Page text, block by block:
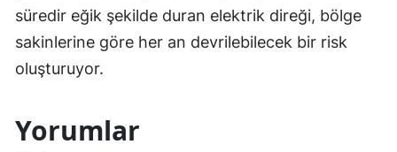
süredir eğik şekilde duran elektrik direği, bölge
sakinlerine göre her an devrilebilecek bir risk
oluşturuyor.
Yorumlar